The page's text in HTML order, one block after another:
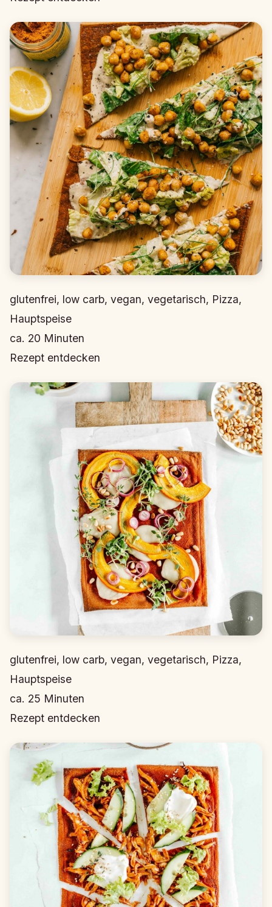
glutenfrei, low carb, vegan, vegetarisch, Pizza,
Hauptspeise
ca. 20 Minuten
Rezept entdecken
glutenfrei, low carb, vegan, vegetarisch, Pizza,
Hauptspeise
ca. 25 Minuten
Rezept entdecken